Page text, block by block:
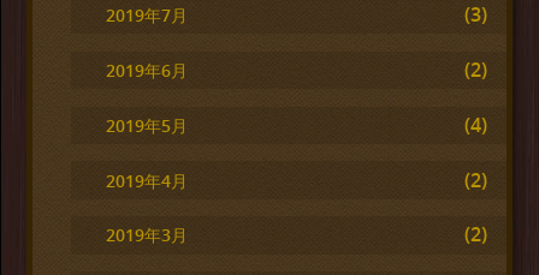
2019年7月 (3)
2019年6月 (2)
2019年5月 (4)
2019年4月 (2)
2019年3月 (2)